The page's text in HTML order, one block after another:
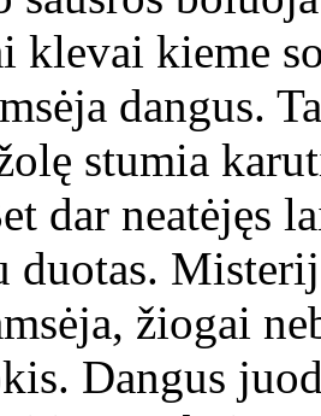
klevai kieme
dangus.
stumia
dar neatėjęs
duotas.
žiogai
Dangus